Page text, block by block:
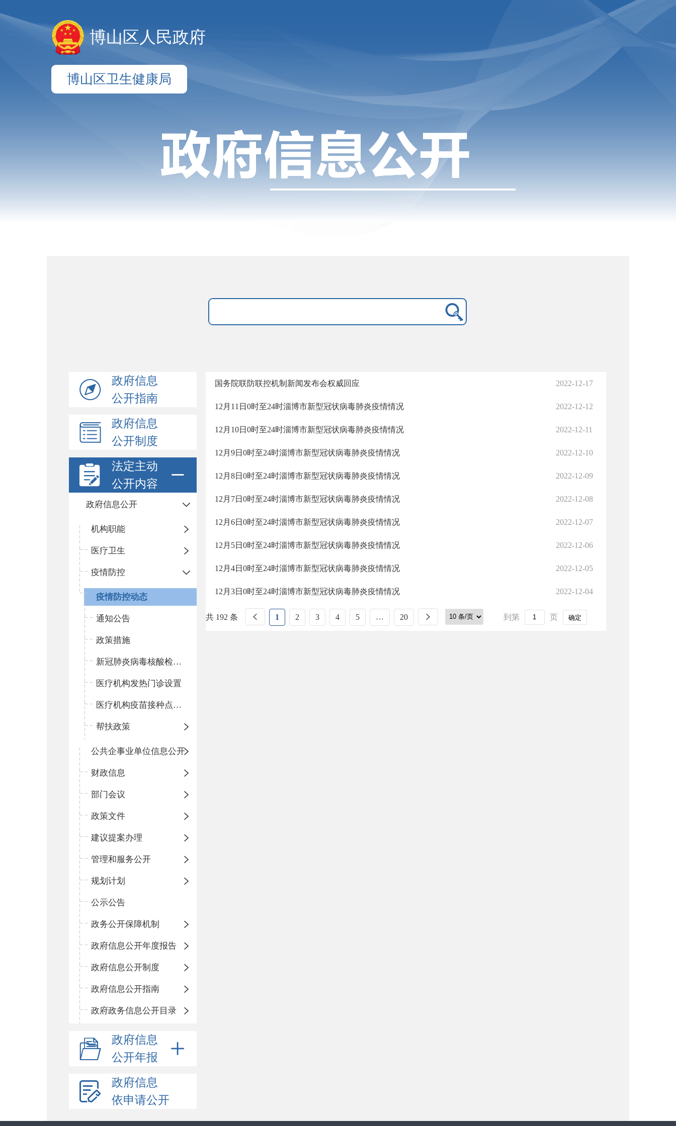
博山区人民政府
博山区卫生健康局
政府信息
公开指南
政府信息
公开制度
法定主动
公开内容
政府信息公开
机构职能
医疗卫生
疫情防控
疫情防控动态
通知公告
政策措施
新冠肺炎病毒核酸检测机构名单
医疗机构发热门诊设置
医疗机构疫苗接种点设置
帮扶政策
公共企事业单位信息公开
财政信息
部门会议
政策文件
建议提案办理
管理和服务公开
规划计划
公示公告
政务公开保障机制
政府信息公开年度报告
政府信息公开制度
政府信息公开指南
政府政务信息公开目录
政府信息
公开年报
政府信息
依申请公开
国务院联防联控机制新闻发布会权威回应 2022-12-17
12月11日0时至24时淄博市新型冠状病毒肺炎疫情情况 2022-12-12
12月10日0时至24时淄博市新型冠状病毒肺炎疫情情况 2022-12-11
12月9日0时至24时淄博市新型冠状病毒肺炎疫情情况 2022-12-10
12月8日0时至24时淄博市新型冠状病毒肺炎疫情情况 2022-12-09
12月7日0时至24时淄博市新型冠状病毒肺炎疫情情况 2022-12-08
12月6日0时至24时淄博市新型冠状病毒肺炎疫情情况 2022-12-07
12月5日0时至24时淄博市新型冠状病毒肺炎疫情情况 2022-12-06
12月4日0时至24时淄博市新型冠状病毒肺炎疫情情况 2022-12-05
12月3日0时至24时淄博市新型冠状病毒肺炎疫情情况 2022-12-04
共 192 条 1 2 3 4 5 … 20 到第 页 确定